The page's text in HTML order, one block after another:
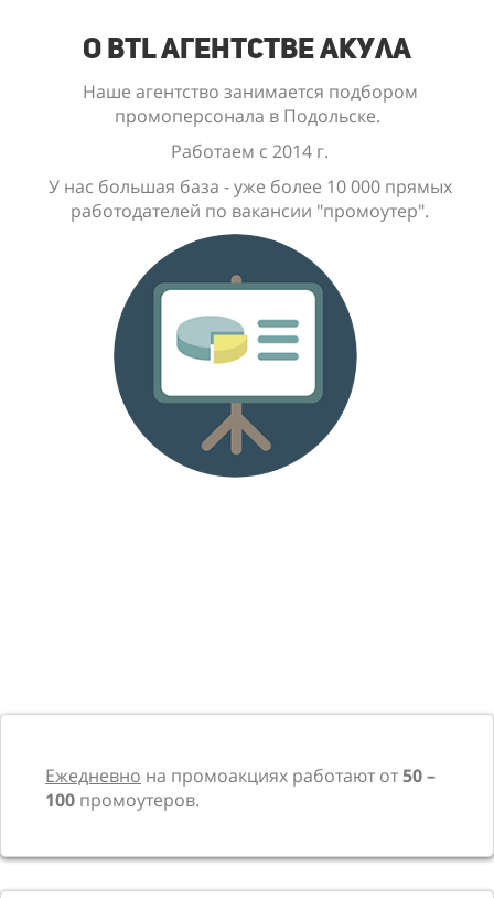
О BTL Агентстве Акула
Наше агентство занимается подбором
промоперсонала в Подольске.
Работаем с 2014 г.
У нас большая база - уже более 10 000 прямых
работодателей по вакансии "промоутер".
Ежедневно на промоакциях работают от50 –
100 промоутеров.